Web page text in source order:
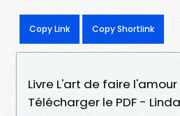
Copy Link Copy Shortlink
Livre L'art de faire
Télécharger le PDF -